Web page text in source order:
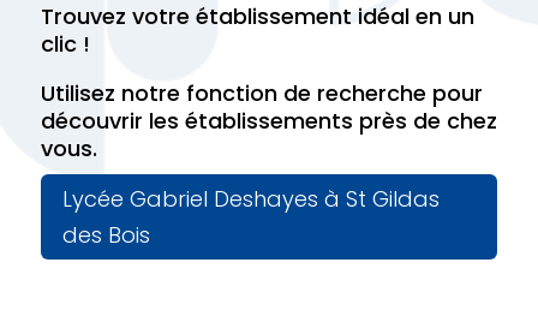
Trouvez votre établissement idéal en un
clic !
Utilisez notre fonction de recherche pour
découvrir les établissements près de chez
vous.
Lycée Gabriel Deshayes à St Gildas
des Bois